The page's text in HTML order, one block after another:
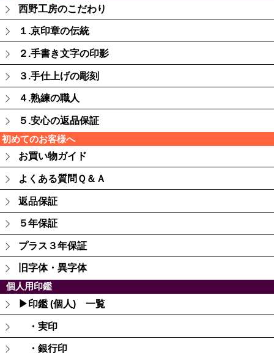
西野工房のこだわり
１.京印章の伝統
２.手書き文字の印影
３.手仕上げの彫刻
４.熟練の職人
５.安心の返品保証
初めてのお客様へ
お買い物ガイド
よくある質問Ｑ＆Ａ
返品保証
５年保証
プラス３年保証
旧字体・異字体
個人用印鑑
▶印鑑 (個人) 一覧
・実印
・銀行印